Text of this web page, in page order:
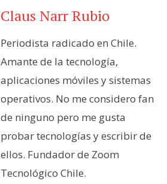
Claus Narr Rubio
Periodista radicado en Chile.
Amante de la tecnología,
aplicaciones móviles y sistemas
operativos. No me considero fan
de ninguno pero me gusta
probar tecnologías y escribir de
ellos. Fundador de Zoom
Tecnológico Chile.